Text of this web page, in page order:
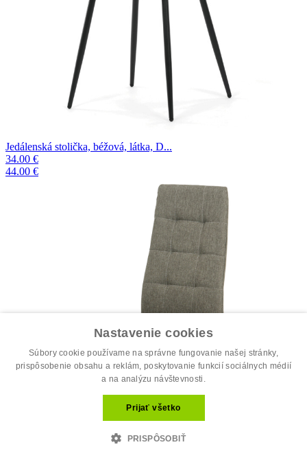
Jedálenská stolička, béžová, látka, D...
34.00 €
44.00 €
Nastavenie cookies
Súbory cookie používame na správne fungovanie našej stránky,
prispôsobenie obsahu a reklám, poskytovanie funkcií sociálnych médií
a na analýzu návštevnosti.
Prijať všetko
PRISPÔSOBIŤ